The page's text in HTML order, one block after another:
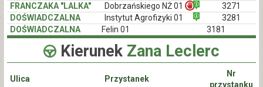
FRANCZAKA "LALKA"
Dobrzańskiego NŻ 01
3271
DOŚWIADCZALNA
Instytut Agrofizyki 01
3281
DOŚWIADCZALNA
Felin 01 3181
Kierunek Zana Leclerc
Ulica Przystanek
Nr
przystanku